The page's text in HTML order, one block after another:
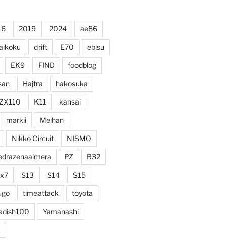
2019 2024 ae86
drift E70 ebisu
EK9 FIND foodblog
Hajtra hakosuka
K11 kansai
markii Meihan
Nikko Circuit NISMO
PZ R32
S13 S14 S15
timeattack toyota
Yamanashi